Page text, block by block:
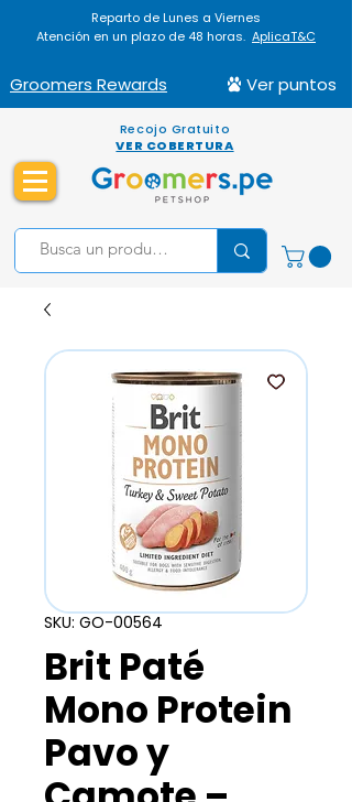
Reparto de Lunes a Viernes
Atención en un plazo de 48 horas. AplicaT&C
Groomers Rewards Ver puntos
Recojo Gratuito
VER COBERTURA
SKU: GO-00564
Brit Paté
Mono Protein
Pavo y